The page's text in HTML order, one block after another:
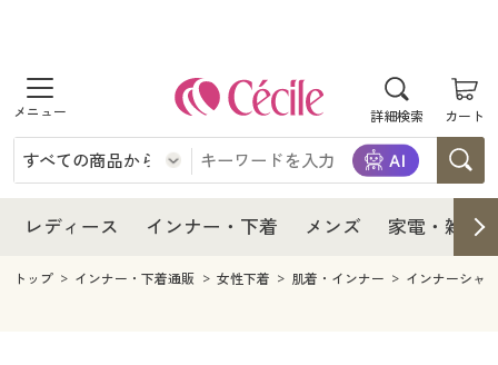
詳細検索 カート
商品を探す
レディース
レディースファッション
インナー・下着
インナー・下着通販すべて
メンズ
レディース インナー・下着 メンズ 家電・雑貨
レディース
レディース通販すべて
レディースファッション
インナー・下着
インナー・下着通販すべて
メンズ
トップ インナー・下着通販 女性下着 肌着・インナー インナーシャ